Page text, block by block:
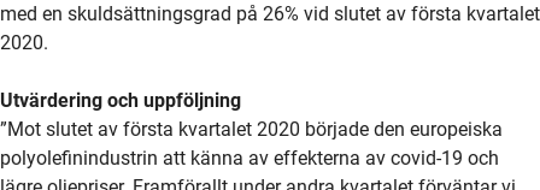
med en skuldsättningsgrad på 26% vid slutet av första kvartalet
2020.
Utvärdering och uppföljning
”Mot slutet av första kvartalet 2020 började den europeiska
polyolefinindustrin att känna av effekterna av covid-19 och